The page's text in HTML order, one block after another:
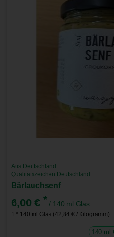
Aus Deutschland
Qualitätszeichen Deutschland
Bärlauchsenf
6,00 € * / 140 ml Glas
1 * 140 ml Glas (42,84 € / Kilogramm)
140 ml